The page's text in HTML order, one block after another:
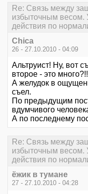
Re: Связь между
избыточным весом.
действия по
Chica
26 - 27.10.2010 - 04:09
Альтруист! Ну, вот
второе - это
А желудок в
съел.
По предыдущим
вдумчивого
А по последнему
Re: Связь между
избыточным весом.
действия по
ёжик в тумане
27 - 27.10.2010 - 04:28